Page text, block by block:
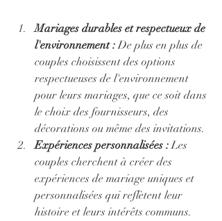
Mariages durables et respectueux de
l'environnement : De plus en plus de
couples choisissent des options
respectueuses de l'environnement
pour leurs mariages, que ce soit dans
le choix des fournisseurs, des
décorations ou même des invitations.
Expériences personnalisées : Les
couples cherchent à créer des
expériences de mariage uniques et
personnalisées qui reflètent leur
histoire et leurs intérêts communs.